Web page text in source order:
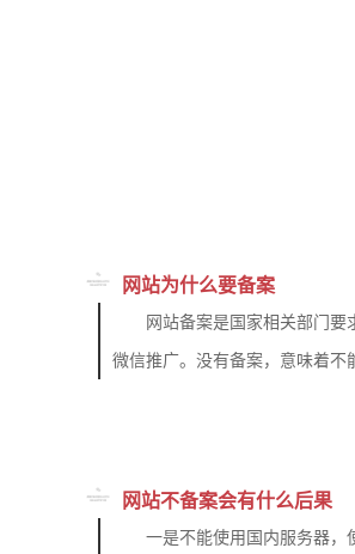
网站为什么要备案
网站备案是国家相关部门
微信推广。没有备案，意味着不
网站不备案会有什么后果
一是不能使用国内服务器，